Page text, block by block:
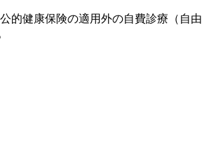
的健康保険の適用外の自費診療（自由